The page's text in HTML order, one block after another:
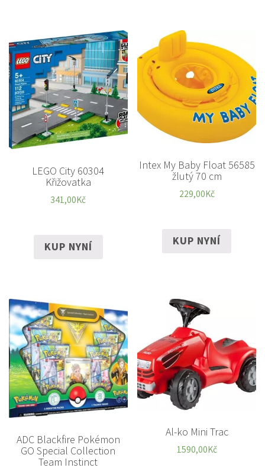
LEGO City 60304
Křižovatka
341,00Kč
KUP NYNÍ
Intex My Baby Float 56585
žlutý 70 cm
229,00Kč
KUP NYNÍ
ADC Blackfire Pokémon
GO Special Collection
Team Instinct
Al-ko Mini Trac
1590,00Kč